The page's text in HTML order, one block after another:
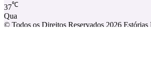
37℃
Qua
© Todos os Direitos Reservados 2026 Estórias